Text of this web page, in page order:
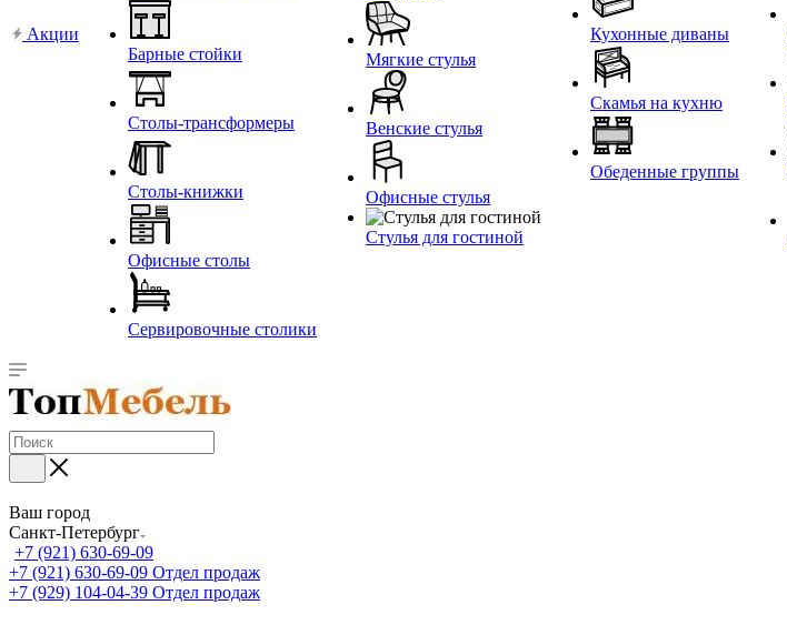
Акции
Барные стойки
Столы-трансформеры
Столы-книжки
Офисные столы
Сервировочные столики
Мягкие стулья
Венские стулья
Офисные стулья
Стулья для гостиной
Кухонные диваны
Скамья на кухню
Обеденные группы
Ваш город
Санкт-Петербург
+7 (921) 630-69-09
+7 (921) 630-69-09 Отдел продаж
+7 (929) 104-04-39 Отдел продаж